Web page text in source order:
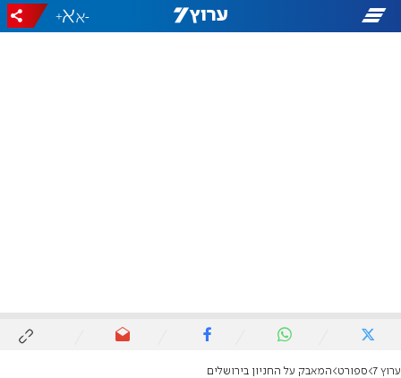
-
+
ערוץ 7 ספורט המאבק על החניון בירושלים